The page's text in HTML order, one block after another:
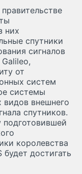
них
спутники
сигналов
от
систем
системы
видов внешнего
спутников.
королевства
достигать